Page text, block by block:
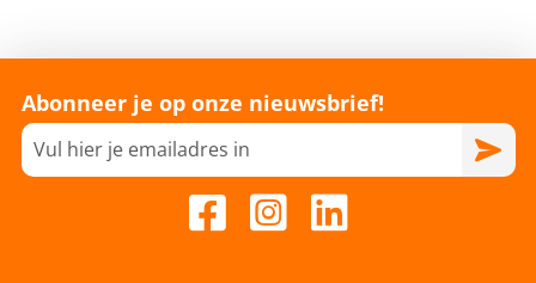
Abonneer je op onze nieuwsbrief!